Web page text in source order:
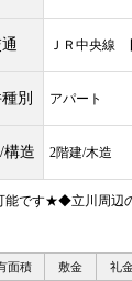
ＪＲ中央線
別 アパート
構造 2階建/木造
です★◆立川周辺
面積 敷金 礼